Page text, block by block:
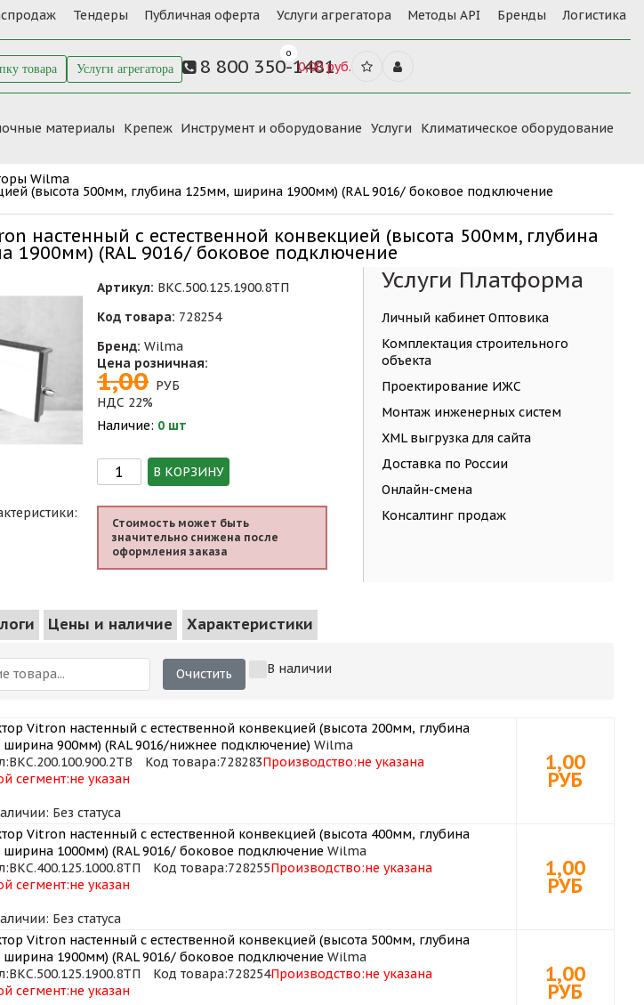
Тендеры Публичная оферта Услуги агрегатора Методы API Бренды Логистика
товара Услуги агрегатора 8 800 350-1481
0
0,00 руб.
материалы Крепеж Инструмент и оборудование Услуги Климатическое оборудование
Wilma
(высота 500мм, глубина 125мм, ширина 1900мм) (RAL 9016/ боковое подключение
настенный с естественной конвекцией (высота 500мм, глубина
1900мм) (RAL 9016/ боковое подключение
Артикул: ВКС.500.125.1900.8ТП
Код товара: 728254
Бренд: Wilma
Цена розничная:
1,00 РУБ
НДС 22%
Наличие: 0 шт
В КОРЗИНУ
Стоимость может быть
значительно снижена после
оформления заказа
Услуги Платформа
Личный кабинет Оптовика
Комплектация строительного
объекта
Проектирование ИЖС
Монтаж инженерных систем
XML выгрузка для сайта
Доставка по России
Онлайн-смена
Консалтинг продаж
Цены и наличие Характеристики
Очистить В наличии
Vitron настенный с естественной конвекцией (высота 200мм, глубина
900мм) (RAL 9016/нижнее подключение) Wilma
ВКС.200.100.900.2ТВ Код товара:728283Производство:не указана
сегмент:не указан
Без статуса
1,00
РУБ
Vitron настенный с естественной конвекцией (высота 400мм, глубина
1000мм) (RAL 9016/ боковое подключение Wilma
ВКС.400.125.1000.8ТП Код товара:728255Производство:не указана
сегмент:не указан
Без статуса
1,00
РУБ
Vitron настенный с естественной конвекцией (высота 500мм, глубина
1900мм) (RAL 9016/ боковое подключение Wilma
ВКС.500.125.1900.8ТП Код товара:728254Производство:не указана
сегмент:не указан
1,00
РУБ